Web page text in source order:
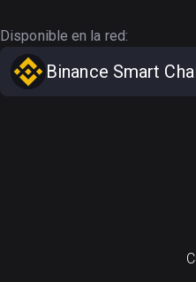
Disponible en la red:
Binance Smart